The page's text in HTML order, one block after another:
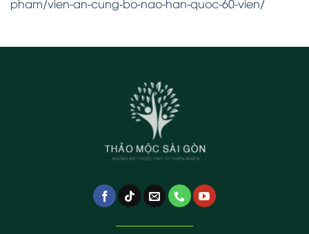
pham/vien-an-cung-bo-nao-han-quoc-60-vien/
———————